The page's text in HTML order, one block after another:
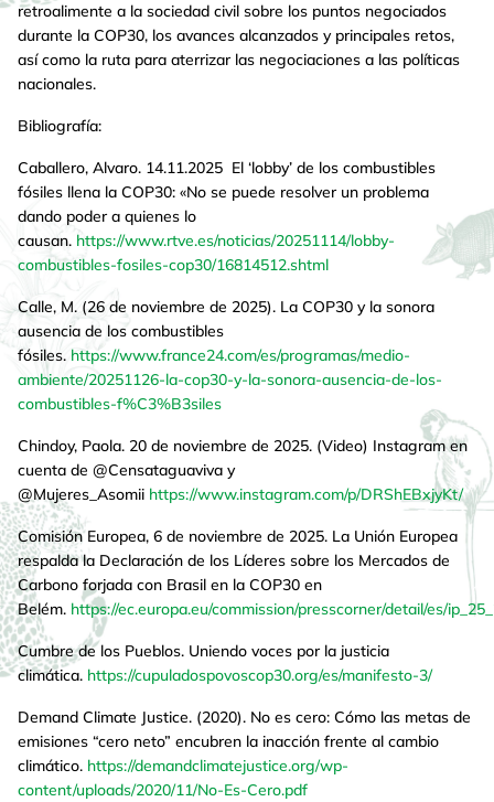
retroalimente a la sociedad civil sobre los puntos negociados
durante la COP30, los avances alcanzados y principales retos,
así como la ruta para aterrizar las negociaciones a las políticas
nacionales.
Bibliografía:
Caballero, Alvaro. 14.11.2025 El ‘lobby’ de los combustibles
fósiles llena la COP30: «No se puede resolver un problema
dando poder a quienes lo
causan. https://www.rtve.es/noticias/20251114/lobby-
combustibles-fosiles-cop30/16814512.shtml
Calle, M. (26 de noviembre de 2025). La COP30 y la sonora
ausencia de los combustibles
fósiles. https://www.france24.com/es/programas/medio-
ambiente/20251126-la-cop30-y-la-sonora-ausencia-de-los-
combustibles-f%C3%B3siles
Chindoy, Paola. 20 de noviembre de 2025. (Video) Instagram en
cuenta de @Censataguaviva y
@Mujeres_Asomii https://www.instagram.com/p/DRShEBxjyKt/
Comisión Europea, 6 de noviembre de 2025. La Unión Europea
respalda la Declaración de los Líderes sobre los Mercados de
Carbono forjada con Brasil en la COP30 en
Belém. https://ec.europa.eu/commission/presscorner/detail/es/
Cumbre de los Pueblos. Uniendo voces por la justicia
climática. https://cupuladospovoscop30.org/es/manifesto-3/
Demand Climate Justice. (2020). No es cero: Cómo las metas de
emisiones “cero neto” encubren la inacción frente al cambio
climático. https://demandclimatejustice.org/wp-
content/uploads/2020/11/No-Es-Cero.pdf